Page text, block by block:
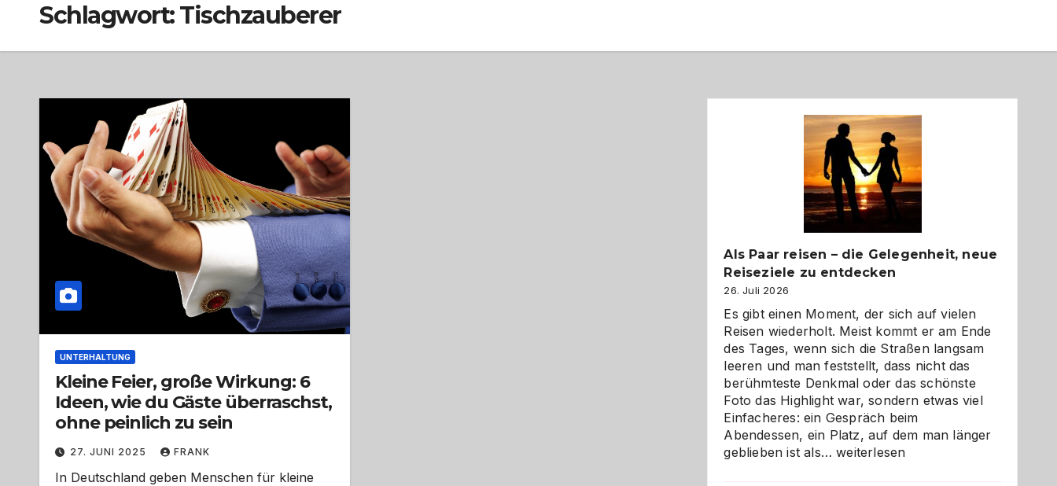
Schlagwort:Tischzauberer
UNTERHALTUNG
Kleine Feier, große Wirkung: 6
Ideen, wie du Gäste überraschst,
ohne peinlich zu sein
27. JUNI 2025 FRANK
In Deutschland geben Menschen für kleine
Als Paar reisen – die Gelegenheit, neue
Reiseziele zu entdecken
26. Juli 2026
Es gibt einen Moment, der sich auf vielen
Reisen wiederholt. Meist kommt er am Ende
des Tages, wenn sich die Straßen langsam
leeren und man feststellt, dass nicht das
berühmteste Denkmal oder das schönste
Foto das Highlight war, sondern etwas viel
Einfacheres: ein Gespräch beim
Abendessen, ein Platz, auf dem man länger
geblieben ist als…Als
weiterlesen